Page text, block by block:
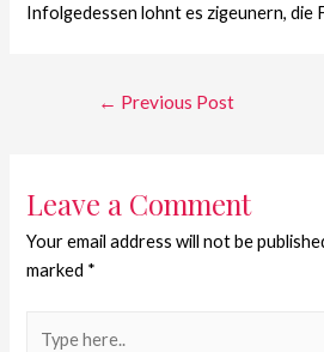
Infolgedessen lohnt es zigeunern, die
← Previous Post
Leave a Comment
Your email address will not be
marked *